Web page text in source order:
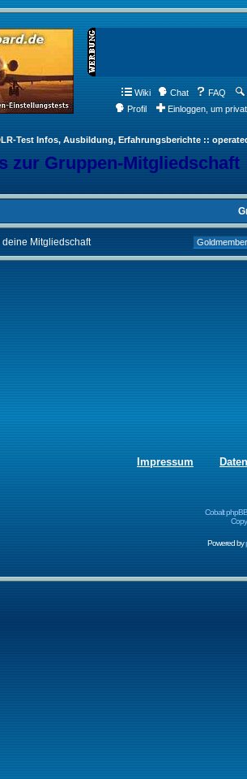
Wiki Chat FAQ
Profil
Einloggen, um
Test Infos, Ausbildung, Erfahrungsberichte ::
zur Gruppen-Mitgliedschaft
Mitgliedschaft
Impressum
Cobalt
Powered by